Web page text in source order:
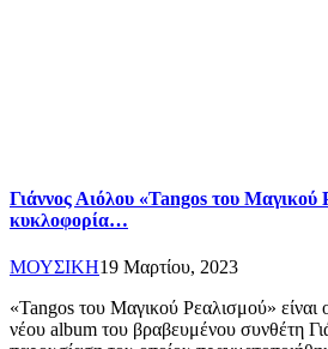
Γιάννος Αιόλου «Tangos του Μαγικού
κυκλοφορία…
ΜΟΥΣΙΚΗ19 Μαρτίου, 2023
«Tangos του Μαγικού Ρεαλισμού» είναι
νέου album του βραβευμένου συνθέτη